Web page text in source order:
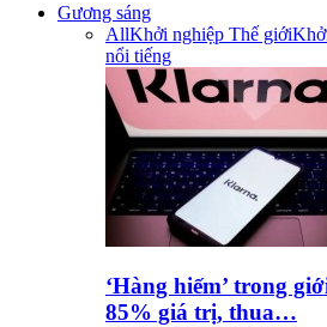
Gương sáng
AllKhởi nghiệp Thế giới
nổi tiếng
‘Hàng hiếm’ trong
85% giá trị, thua…